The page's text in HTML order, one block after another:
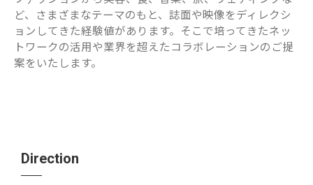
ど、さまざまなテーマのもと、誌面や映像をディレクシ
ョンしてきた経験値があります。そこで培ってきたネッ
トワークの活用や業界を超えたコラボレーションのご提
案をいたします。
Direction